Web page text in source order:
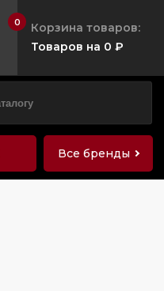
0
Корзина товаров:
Товаров на 0 ₽
Все бренды